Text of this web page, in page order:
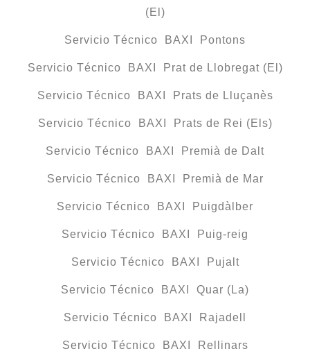
(El)
Servicio Técnico BAXI Pontons
Servicio Técnico BAXI Prat de Llobregat (El)
Servicio Técnico BAXI Prats de Lluçanès
Servicio Técnico BAXI Prats de Rei (Els)
Servicio Técnico BAXI Premià de Dalt
Servicio Técnico BAXI Premià de Mar
Servicio Técnico BAXI Puigdàlber
Servicio Técnico BAXI Puig-reig
Servicio Técnico BAXI Pujalt
Servicio Técnico BAXI Quar (La)
Servicio Técnico BAXI Rajadell
Servicio Técnico BAXI Rellinars